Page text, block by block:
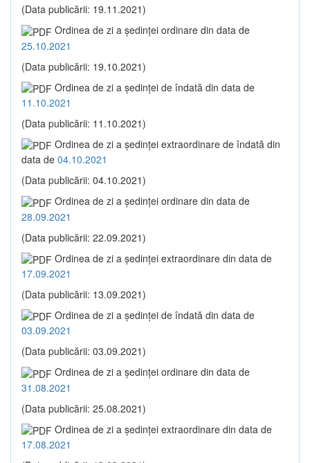
(Data publicării: 19.11.2021)
Ordinea de zi a şedinţei ordinare din data de
25.10.2021
(Data publicării: 19.10.2021)
Ordinea de zi a şedinţei de îndată din data de
11.10.2021
(Data publicării: 11.10.2021)
Ordinea de zi a şedinţei extraordinare de îndată din
data de 04.10.2021
(Data publicării: 04.10.2021)
Ordinea de zi a şedinţei ordinare din data de
28.09.2021
(Data publicării: 22.09.2021)
Ordinea de zi a şedinţei extraordinare din data de
17.09.2021
(Data publicării: 13.09.2021)
Ordinea de zi a şedinţei de îndată din data de
03.09.2021
(Data publicării: 03.09.2021)
Ordinea de zi a şedinţei ordinare din data de
31.08.2021
(Data publicării: 25.08.2021)
Ordinea de zi a şedinţei extraordinare din data de
17.08.2021